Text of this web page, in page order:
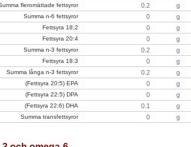
fleromättade fettsyror 0.2 g
Summa n-6 fettsyror 0 g
Fettsyra 18:2 0 g
Fettsyra 20:4 0 g
Summa n-3 fettsyror 0.2 g
Fettsyra 18:3 0 g
Summa långa n-3 fettsyror 0.2 g
(Fettsyra 20:5) EPA 0 g
(Fettsyra 22:5) DPA 0 g
(Fettsyra 22:6) DHA 0.1 g
Summa transfettsyror 0 g